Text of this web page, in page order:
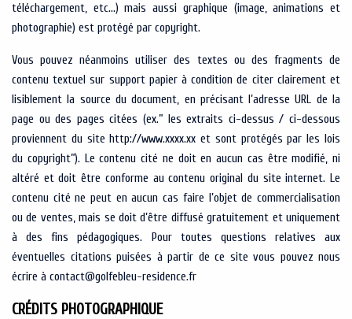
téléchargement, etc…) mais aussi graphique (image, animations et
photographie) est protégé par copyright.
Vous pouvez néanmoins utiliser des textes ou des fragments de
contenu textuel sur support papier à condition de citer clairement et
lisiblement la source du document, en précisant l’adresse URL de la
page ou des pages citées (ex.” les extraits ci-dessus / ci-dessous
proviennent du site http://www.xxxx.xx et sont protégés par les lois
du copyright”). Le contenu cité ne doit en aucun cas être modifié, ni
altéré et doit être conforme au contenu original du site internet. Le
contenu cité ne peut en aucun cas faire l’objet de commercialisation
ou de ventes, mais se doit d’être diffusé gratuitement et uniquement
à des fins pédagogiques. Pour toutes questions relatives aux
éventuelles citations puisées à partir de ce site vous pouvez nous
écrire à contact@golfebleu-residence.fr
CRÉDITS PHOTOGRAPHIQUE